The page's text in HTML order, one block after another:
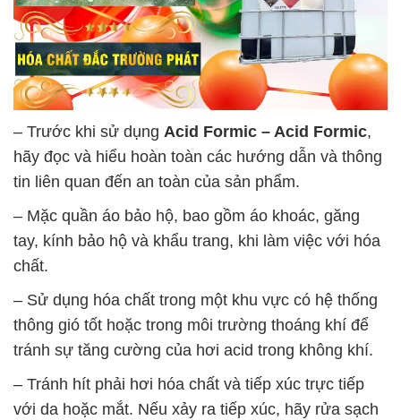
– Trước khi sử dụng Acid Formic – Acid Formic,
hãy đọc và hiểu hoàn toàn các hướng dẫn và thông
tin liên quan đến an toàn của sản phẩm.
– Mặc quần áo bảo hộ, bao gồm áo khoác, găng
tay, kính bảo hộ và khẩu trang, khi làm việc với hóa
chất.
– Sử dụng hóa chất trong một khu vực có hệ thống
thông gió tốt hoặc trong môi trường thoáng khí để
tránh sự tăng cường của hơi acid trong không khí.
– Tránh hít phải hơi hóa chất và tiếp xúc trực tiếp
với da hoặc mắt. Nếu xảy ra tiếp xúc, hãy rửa sạch